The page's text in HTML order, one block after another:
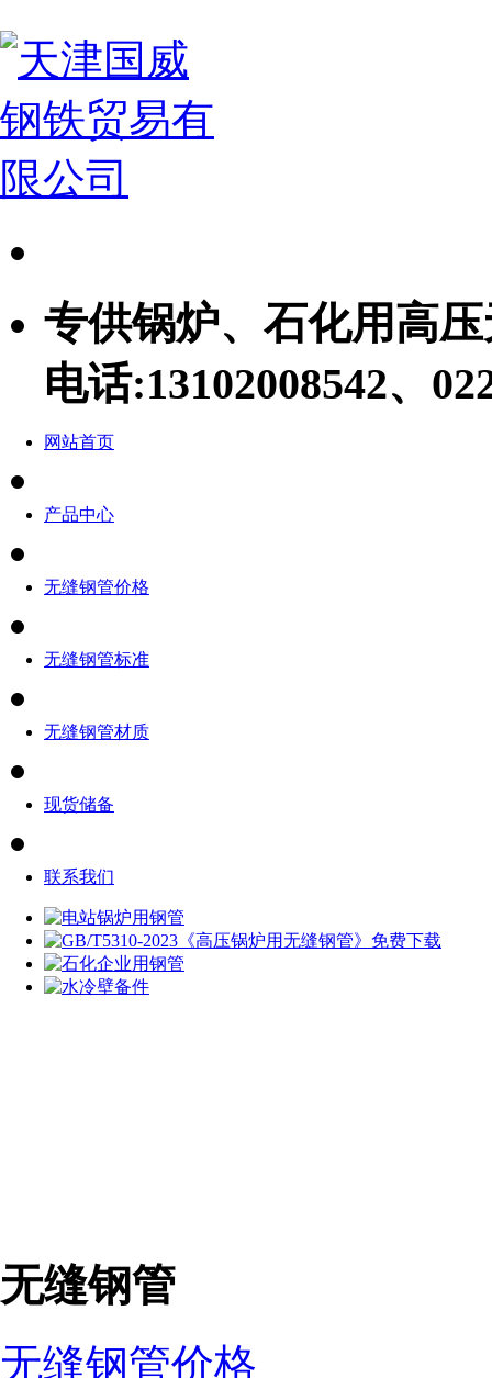
专供锅炉、石化用高
电话:13102008542、
网站首页
产品中心
无缝钢管价格
无缝钢管标准
无缝钢管材质
现货储备
联系我们
无缝钢管
无缝钢管价格